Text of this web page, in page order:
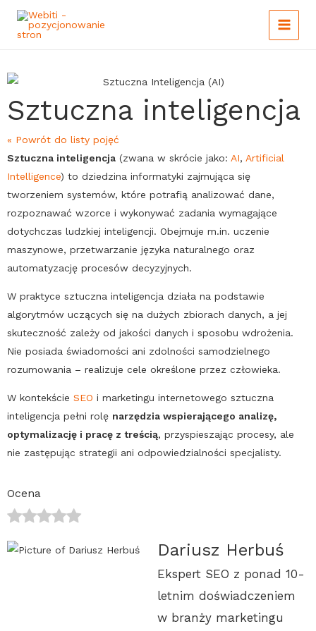
Skip
Main
Menu
Sztuczna inteligencja
« Powrót do listy pojęć
Sztuczna inteligencja (zwana w skrócie jako: AI, Artificial
Intelligence) to dziedzina informatyki zajmująca się
tworzeniem systemów, które potrafią analizować dane,
rozpoznawać wzorce i wykonywać zadania wymagające
dotychczas ludzkiej inteligencji. Obejmuje m.in. uczenie
maszynowe, przetwarzanie języka naturalnego oraz
automatyzację procesów decyzyjnych.
W praktyce sztuczna inteligencja działa na podstawie
algorytmów uczących się na dużych zbiorach danych, a jej
skuteczność zależy od jakości danych i sposobu wdrożenia.
Nie posiada świadomości ani zdolności samodzielnego
rozumowania – realizuje cele określone przez człowieka.
W kontekście SEO i marketingu internetowego sztuczna
inteligencja pełni rolę narzędzia wspierającego analizę,
optymalizację i pracę z treścią, przyspieszając procesy, ale
nie zastępując strategii ani odpowiedzialności specjalisty.
Ocena
Dariusz Herbuś
Ekspert SEO z ponad 10-
letnim doświadczeniem
w branży marketingu